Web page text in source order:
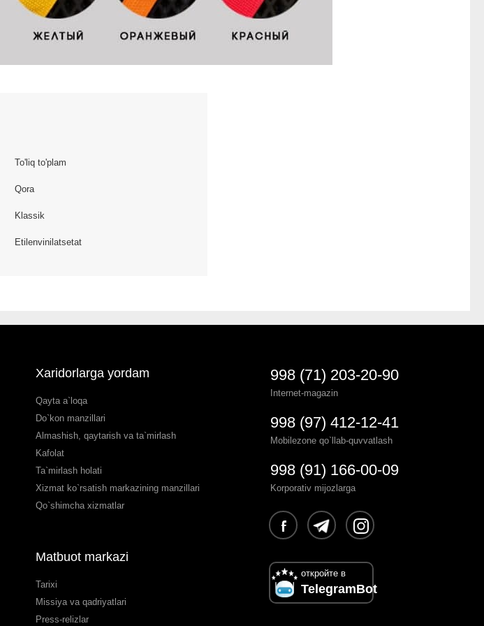
To'liq to'plam
Qora
Klassik
Etilenvinilatsetat
Xaridorlarga yordam
Qayta a`loqa
Do`kon manzillari
Almashish, qaytarish va ta`mirlash
Kafolat
Ta`mirlash holati
Xizmat ko`rsatish markazining manzillari
Qo`shimcha xizmatlar
Matbuot markazi
Tarixi
Missiya va qadriyatlari
Press-relizlar
998 (71) 203-20-90
Internet-magazin
998 (97) 412-12-41
Mobilezone qo`llab-quvvatlash
998 (91) 166-00-09
Korporativ mijozlarga
откройте в
TelegramBot